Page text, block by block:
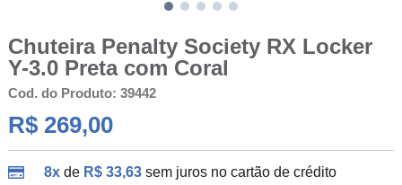
Chuteira Penalty Society RX Locker
Y-3.0 Preta com Coral
Cod. do Produto: 39442
R$ 269,00
8xde R$ 33,63 sem juros no cartão de crédito